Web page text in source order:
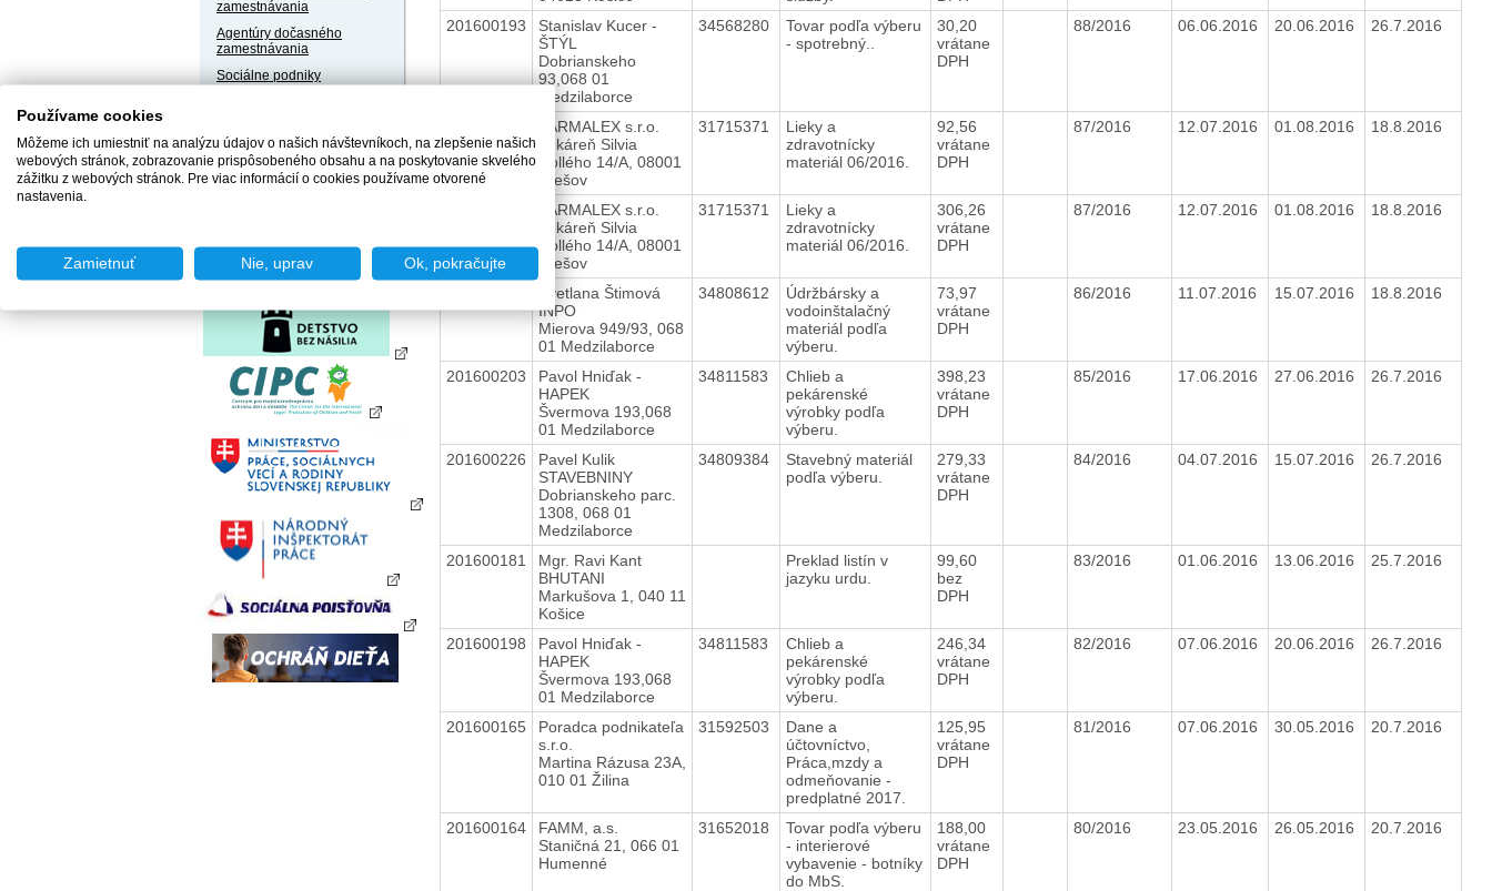
zamestnávania
Agentúry dočasného
zamestnávania
Sociálne podniky
201600193
Stanislav Kucer -
ŠTÝL
Dobrianskeho
93,068 01
Medzilaborce
34568280
Tovar podľa výberu
- spotrebný..
30,20
vrátane
DPH
88/2016 06.06.2016 20.06.2016 26.7.2016
FARMALEX s.r.o.
Lekáreň Silvia
Hollého 14/A, 08001
Prešov
31715371
Lieky a
zdravotnícky
materiál 06/2016.
92,56
vrátane
DPH
87/2016 12.07.2016 01.08.2016 18.8.2016
FARMALEX s.r.o.
Lekáreň Silvia
Hollého 14/A, 08001
Prešov
31715371
Lieky a
zdravotnícky
materiál 06/2016.
306,26
vrátane
DPH
87/2016 12.07.2016 01.08.2016 18.8.2016
Svetlana Štimová
INPO
Mierova 949/93, 068
01 Medzilaborce
34808612
Údržbársky a
vodoinštalačný
materiál podľa
výberu.
73,97
vrátane
DPH
86/2016 11.07.2016 15.07.2016 18.8.2016
201600203
Pavol Hniďak -
HAPEK
Švermova 193,068
01 Medzilaborce
34811583
Chlieb a
pekárenské
výrobky podľa
výberu.
398,23
vrátane
DPH
85/2016 17.06.2016 27.06.2016 26.7.2016
201600226
Pavel Kulik
STAVEBNINY
Dobrianskeho parc.
1308, 068 01
Medzilaborce
34809384
Stavebný materiál
podľa výberu.
279,33
vrátane
DPH
84/2016 04.07.2016 15.07.2016 26.7.2016
201600181
Mgr. Ravi Kant
BHUTANI
Markušova 1, 040 11
Košice
Preklad listín v
jazyku urdu.
99,60
bez
DPH
83/2016 01.06.2016 13.06.2016 25.7.2016
201600198
Pavol Hniďak -
HAPEK
Švermova 193,068
01 Medzilaborce
34811583
Chlieb a
pekárenské
výrobky podľa
výberu.
246,34
vrátane
DPH
82/2016 07.06.2016 20.06.2016 26.7.2016
201600165
Poradca podnikateľa
s.r.o.
Martina Rázusa 23A,
010 01 Žilina
31592503
Dane a
účtovníctvo,
Práca,mzdy a
odmeňovanie -
predplatné 2017.
125,95
vrátane
DPH
81/2016 07.06.2016 30.05.2016 20.7.2016
201600164
FAMM, a.s.
Staničná 21, 066 01
Humenné
31652018
Tovar podľa výberu
- interierové
vybavenie - botníky
do MbS.
188,00
vrátane
DPH
80/2016 23.05.2016 26.05.2016 20.7.2016
Používame cookies
Môžeme ich umiestniť na analýzu údajov o našich návštevníkoch, na zlepšenie našich
webových stránok, zobrazovanie prispôsobeného obsahu a na poskytovanie skvelého
zážitku z webových stránok. Pre viac informácií o cookies používame otvorené
nastavenia.
Zamietnuť Nie, uprav Ok, pokračujte